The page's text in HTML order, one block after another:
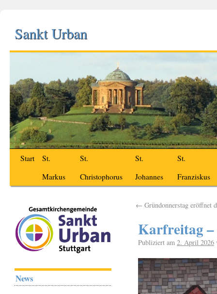
Sankt Urban
Start
St.
Markus
St.
Christophorus
St.
Johannes
St.
Franziskus
← Gründonnerstag eröffnet
Karfreitag –
Publiziert am 2. April 2026
News